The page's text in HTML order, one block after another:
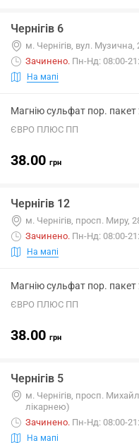
Чернігів 6
м. Чернігів, вул. Музична,
Зачинено. Пн-Нд: 08:00-
На мапі
Магнію сульфат пор.
ЄВРО ПЛЮС ПП
38.00 грн
Чернігів 12
м. Чернігів, просп. Миру,
Зачинено. Пн-Нд: 08:00-
На мапі
Магнію сульфат пор.
ЄВРО ПЛЮС ПП
38.00 грн
Чернігів 5
м. Чернігів, просп.
лікарнею)
Зачинено. Пн-Нд: 08:00-
На мапі